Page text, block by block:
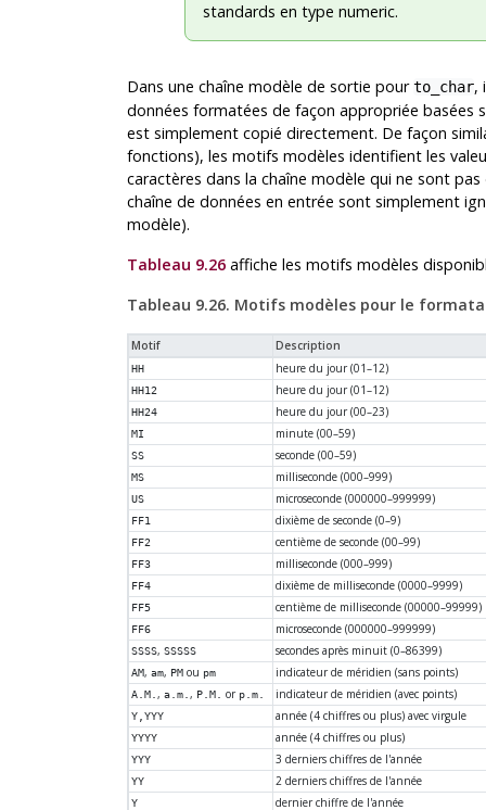
standards en type numeric.
Dans une chaîne modèle de sortie pourto_char,
données formatées de façon appropriée
est simplement copié directement. De façon
fonctions), les motifs modèles identifient les
caractères dans la chaîne modèle qui ne sont
chaîne de données en entrée sont simplement
modèle).
Tableau 9.26affiche les motifs modèles
Tableau 9.26. Motifs modèles pour le
Motif Description
HH heure du jour (01–12)
HH12 heure du jour (01–12)
HH24 heure du jour (00–23)
MI minute (00–59)
SS seconde (00–59)
MS milliseconde (000–999)
US microseconde (000000–999999)
FF1 dixième de seconde (0–9)
FF2 centième de seconde (00–99)
FF3 milliseconde (000–999)
FF4 dixième de milliseconde (0000–9999)
FF5 centième de milliseconde (00000–99999)
FF6 microseconde (000000–999999)
SSSS,SSSSS secondes après minuit (0–86399)
AM,am, PM ou pm indicateur de méridien (sans points)
A.M.,a.m., P.M. or p.m. indicateur de méridien (avec points)
Y,YYY année (4 chiffres ou plus) avec virgule
YYYY année (4 chiffres ou plus)
YYY 3 derniers chiffres de l'année
YY 2 derniers chiffres de l'année
Y dernier chiffre de l'année